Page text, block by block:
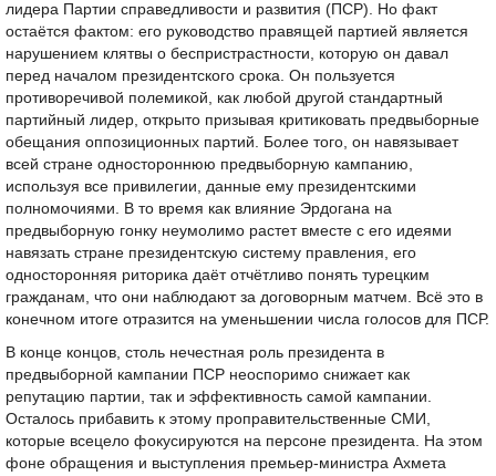
лидера Партии справедливости и развития (ПСР). Но факт
остаётся фактом: его руководство правящей партией является
нарушением клятвы о беспристрастности, которую он давал
перед началом президентского срока. Он пользуется
противоречивой полемикой, как любой другой стандартный
партийный лидер, открыто призывая критиковать предвыборные
обещания оппозиционных партий. Более того, он навязывает
всей стране одностороннюю предвыборную кампанию,
используя все привилегии, данные ему президентскими
полномочиями. В то время как влияние Эрдогана на
предвыборную гонку неумолимо растет вместе с его идеями
навязать стране президентскую систему правления, его
односторонняя риторика даёт отчётливо понять турецким
гражданам, что они наблюдают за договорным матчем. Всё это в
конечном итоге отразится на уменьшении числа голосов для ПСР.
В конце концов, столь нечестная роль президента в
предвыборной кампании ПСР неоспоримо снижает как
репутацию партии, так и эффективность самой кампании.
Осталось прибавить к этому проправительственные СМИ,
которые всецело фокусируются на персоне президента. На этом
фоне обращения и выступления премьер-министра Ахмета